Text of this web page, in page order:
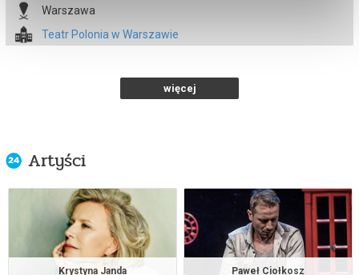
Warszawa
Teatr Polonia w Warszawie
kup bilet
ZAPĘTLONA
Warszawa
Teatr Polonia w Warszawie
od 95,00 pln
więcej
Artyści
Krystyna Janda Paweł Ciołkosz